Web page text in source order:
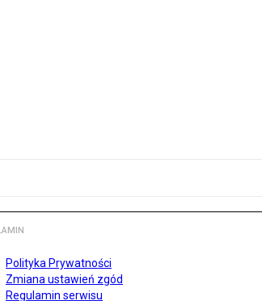
Polityka Prywatności
Zmiana ustawień zgód
Regulamin serwisu